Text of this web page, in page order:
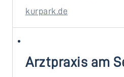
kurpark.de
Arztpraxis am